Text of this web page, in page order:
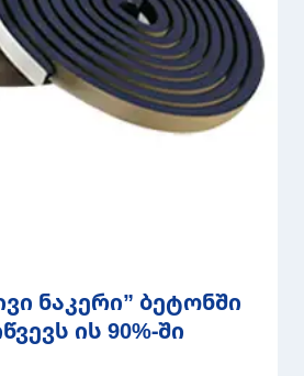
ნაკერი” ბეტონში
ის 90%-ში